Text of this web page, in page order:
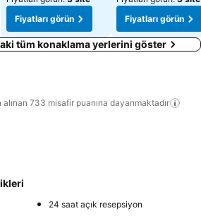
Fiyatları görün
Fiyatları görün
tüm konaklama yerlerini göster
733 misafir puanına dayanmaktadır
24 saat açık resepsiyon